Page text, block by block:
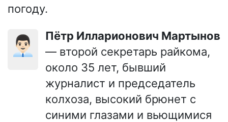
погоду.
👨🏻‍💼
Пётр Илларионович Мартынов
— второй секретарь райкома,
около 35 лет, бывший
журналист и председатель
колхоза, высокий брюнет с
синими глазами и вьющимися